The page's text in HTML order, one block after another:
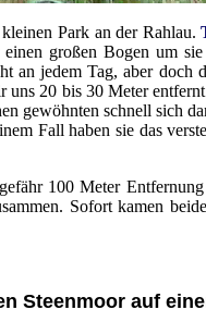
Park an der Rahlau.
großen Bogen um
an jedem Tag, aber
20 bis 30 Meter
gewöhnten schnell sich
Fall haben sie das
100 Meter
Sofort kamen
Steenmoor auf